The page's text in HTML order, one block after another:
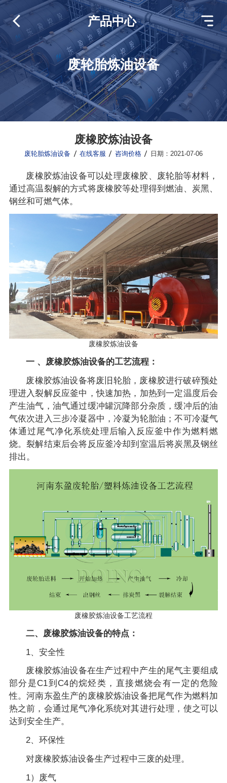
废轮胎炼油设备
产品中心
废橡胶炼油设备
废轮胎炼油设备 在线客服 咨询价格 日期：2021-07-06
废橡胶炼油设备可以处理废橡胶、废轮胎等材料，
通过高温裂解的方式将废橡胶等处理得到燃油、炭黑、
钢丝和可燃气体。
废橡胶炼油设备
一 、废橡胶炼油设备的工艺流程：
废橡胶炼油设备将废旧轮胎，废橡胶进行破碎预处
理进入裂解反应釜中，快速加热，加热到一定温度后会
产生油气，油气通过缓冲罐沉降部分杂质，缓冲后的油
气依次进入三步冷凝器中，冷凝为轮胎油；不可冷凝气
体通过尾气净化系统处理后输入反应釜中作为燃料燃
烧。裂解结束后会将反应釜冷却到室温后将炭黑及钢丝
排出。
废橡胶炼油设备工艺流程
二、废橡胶炼油设备的特点：
1、安全性
废橡胶炼油设备在生产过程中产生的尾气主要组成
部分是C1到C4的烷烃类，直接燃烧会有一定的危险
性。河南东盈生产的废橡胶炼油设备把尾气作为燃料加
热之前，会通过尾气净化系统对其进行处理，使之可以
达到安全生产。
2、环保性
对废橡胶炼油设备生产过程中三废的处理。
1）废气